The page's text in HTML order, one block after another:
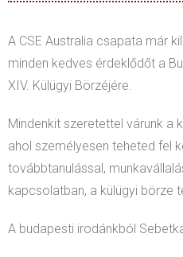
A CSE Australia csapata már
minden kedves érdeklődőt a
XIV. Külügyi Börzéjére.
Mindenkit szeretettel várunk a
ahol személyesen teheted fel
továbbtanulással,
kapcsolatban, a külügyi börze
A budapesti irodánkból